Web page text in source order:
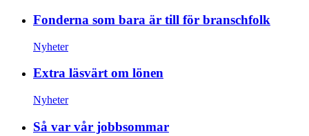
Fonderna som bara är till för branschfolk
Nyheter
Extra läsvärt om lönen
Nyheter
Så var vår jobbsommar